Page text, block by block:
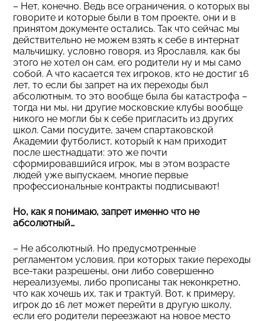
– Нет, конечно. Ведь все ограничения, о которых вы
говорите и которые были в том проекте, они и в
принятом документе остались. Так что сейчас мы
действительно не можем взять к себе в интернат
мальчишку, условно говоря, из Ярославля, как бы
этого не хотел он сам, его родители ну и мы само
собой. А что касается тех игроков, кто не достиг 16
лет, то если бы запрет на их переходы был
абсолютным, то это вообще была бы катастрофа –
тогда ни мы, ни другие московские клубы вообще
никого не могли бы к себе пригласить из других
школ. Сами посудите, зачем спартаковской
Академии футболист, который к нам приходит
после шестнадцати: это же почти
сформировавшийся игрок, мы в этом возрасте
людей уже выпускаем, многие первые
профессиональные контракты подписывают!
Но, как я понимаю, запрет именно что не
абсолютный…
– Не абсолютный. Но предусмотренные
регламентом условия, при которых такие переходы
все-таки разрешены, они либо совершенно
нереализуемы, либо прописаны так неконкретно,
что как хочешь их, так и трактуй. Вот, к примеру,
игрок до 16 лет может перейти в другую школу,
если его родители переезжают на новое место